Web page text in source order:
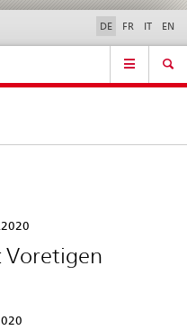
Kontakt | Support & Hilfe
DE FR IT EN
Voretigen